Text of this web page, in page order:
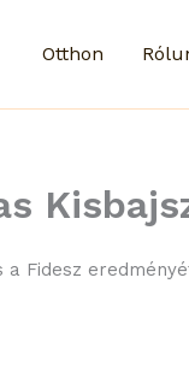
Otthon
a Fidesz